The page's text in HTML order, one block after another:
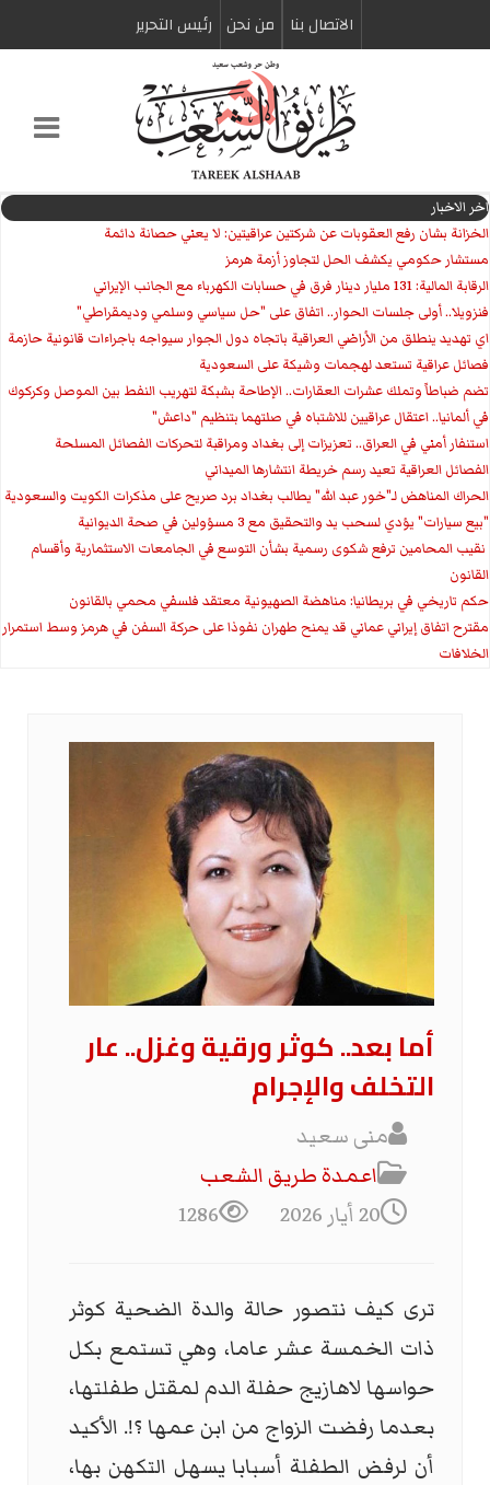
الاتصال بنا من نحن رئیس التحریر
اخر الاخبار
الخزانة بشان رفع العقوبات عن شركتين عراقيتين: لا يعني حصانة دائمة
مستشار حكومي يكشف الحل لتجاوز أزمة هرمز
الرقابة المالية: 131 مليار دينار فرق في حسابات الكهرباء مع الجانب الإيراني
فنزويلا.. أولى جلسات الحوار.. اتفاق على "حل سياسي وسلمي وديمقراطي"
اي تهديد ينطلق من الأراضي العراقية باتجاه دول الجوار سيواجه باجراءات قانونية حازمة
فصائل عراقية تستعد لهجمات وشيكة على السعودية
تضم ضباطاً وتملك عشرات العقارات.. الإطاحة بشبكة لتهريب النفط بين الموصل وكركوك
في ألمانيا.. اعتقال عراقيين للاشتباه في صلتهما بتنظيم "داعش"
استنفار أمني في العراق.. تعزيزات إلى بغداد ومراقبة لتحركات الفصائل المسلحة
الفصائل العراقية تعيد رسم خريطة انتشارها الميداني
الحراك المناهض لـ"خور عبد الله" يطالب بغداد برد صريح على مذكرات الكويت والسعودية
"بيع سيارات" يؤدي لسحب يد والتحقيق مع 3 مسؤولين في صحة الديوانية
‏ نقيب المحامين ترفع شكوى رسمية بشأن التوسع في الجامعات الاستثمارية وأقسام
القانون
حكم تاريخي في بريطانيا: مناهضة الصهيونية معتقد فلسفي محمي بالقانون
مقترح اتفاق إيراني عماني قد يمنح طهران نفوذا على حركة السفن في هرمز وسط استمرار
الخلافات
أما بعد.. كوثر ورقية وغزل.. عار
التخلف والإجرام
منى سعيد
اعمدة طريق الشعب
20 أيار 2026
1286
ترى كيف نتصور حالة والدة الضحية كوثر
ذات الخمسة عشر عاما، وهي تستمع بكل
حواسها لاهازيج حفلة الدم لمقتل طفلتها،
بعدما رفضت الزواج من ابن عمها ؟!. الأكيد
أن لرفض الطفلة أسبابا يسهل التكهن بها،